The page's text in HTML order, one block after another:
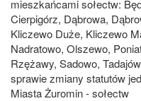
mieszkańcami sołectw:
Cierpigórz, Dąbrowa,
Kliczewo Duże, Kliczewo
Nadratowo, Olszewo,
Rzężawy, Sadowo,
sprawie zmiany statutów
Miasta Żuromin - sołectw